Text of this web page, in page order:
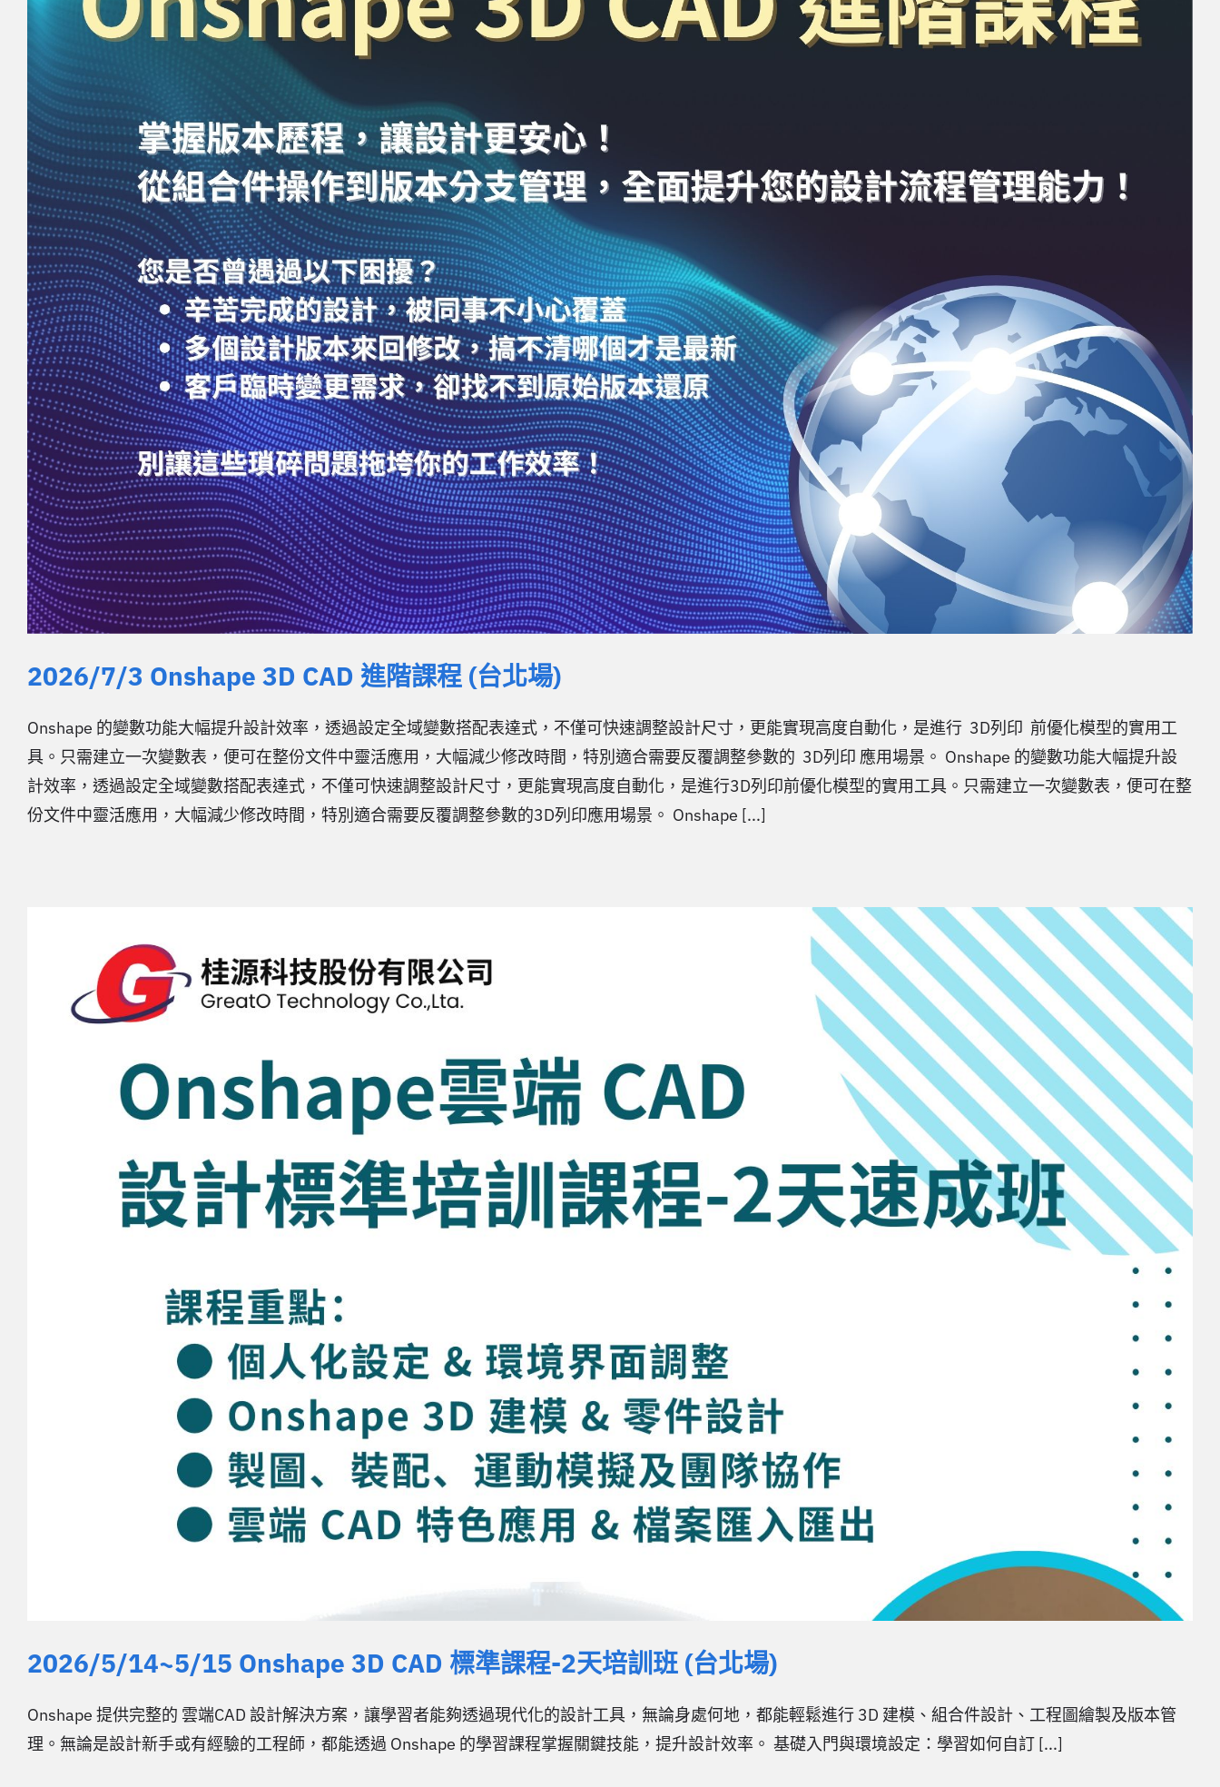
2026/7/3 Onshape 3D CAD 進階課程 (台北場)
Onshape 的變數功能大幅提升設計效率，透過設定全域變數搭配表達式，不僅可快速調整設計尺寸，更能實現高度自動化，是進行 3D列印 前優化模型的實用工
具。只需建立一次變數表，便可在整份文件中靈活應用，大幅減少修改時間，特別適合需要反覆調整參數的 3D列印 應用場景。 Onshape 的變數功能大幅提升設
計效率，透過設定全域變數搭配表達式，不僅可快速調整設計尺寸，更能實現高度自動化，是進行3D列印前優化模型的實用工具。只需建立一次變數表，便可在整
份文件中靈活應用，大幅減少修改時間，特別適合需要反覆調整參數的3D列印應用場景。 Onshape [...]
2026/5/14~5/15 Onshape 3D CAD 標準課程-2天培訓班 (台北場)
Onshape 提供完整的 雲端CAD 設計解決方案，讓學習者能夠透過現代化的設計工具，無論身處何地，都能輕鬆進行 3D 建模、組合件設計、工程圖繪製及版本管
理。無論是設計新手或有經驗的工程師，都能透過 Onshape 的學習課程掌握關鍵技能，提升設計效率。 基礎入門與環境設定：學習如何自訂 [...]